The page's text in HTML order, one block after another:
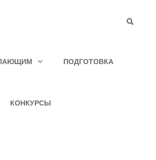
ПОДГОТОВКА
КОНКУРСЫ